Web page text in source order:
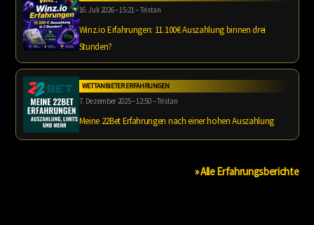
16. Juli 2026 – 15:21 – Tristan
Winz.io Erfahrungen: 11.100€ Auszahlung binnen drei
Stunden?
WETTANBIETER ERFAHRUNGEN
7. Dezember 2025 – 12:50 – Tristan
Meine 22Bet Erfahrungen nach einer hohen Auszahlung
» Alle Erfahrungsberichte